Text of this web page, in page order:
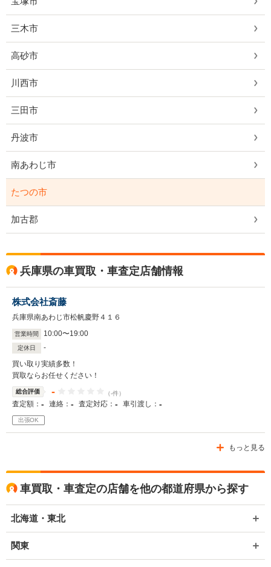
三木市
高砂市
川西市
三田市
丹波市
南あわじ市
たつの市
加古郡
兵庫県の車買取・車査定店舗情報
株式会社斎藤
兵庫県南あわじ市松帆慶野４１６
営業時間 10:00〜19:00
定休日
-
買い取り実績多数！
買取ならお任せください！
総合評価 - （-件）
査定額： - 連絡： - 査定対応： - 車引渡し： -
出張OK
もっと見る
車買取・車査定の店舗を他の都道府県から探す
北海道・東北
関東